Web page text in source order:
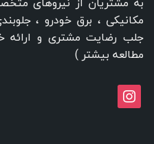
مکانیکی ، برق خودرو ،
جلب رضایت مشتری و ارائه
مطالعه بیشتر )
instagram